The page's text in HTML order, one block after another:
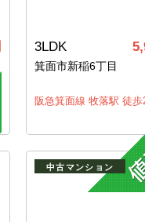
3LDK
箕面市新稲6丁目
阪急箕面線 牧落駅 徒歩
中古マンション